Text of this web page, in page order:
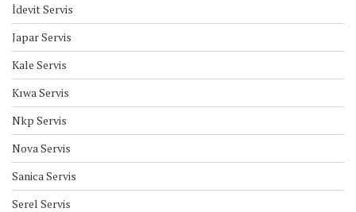
İdevit Servis
Japar Servis
Kale Servis
Kıwa Servis
Nkp Servis
Nova Servis
Sanica Servis
Serel Servis